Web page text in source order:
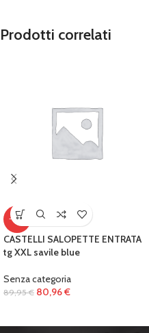
Prodotti correlati
-10%
CASTELLI SALOPETTE ENTRATA
tg XXL savile blue
Senza categoria
89,95€ 80,96€